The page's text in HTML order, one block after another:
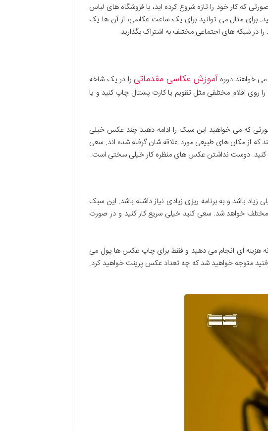
که کار خود را تازه شروع کرده اید، با فروشگاه های لباس
برای مثال می توانید برای یک ساعت عکاسی، از آن ها یک
خواهند دوره آموزش عکاسی مقدماتیرا در یک شاخه
اقلام مختلفی مثل تقویم یا کارت پستال چاپ کنید و یا
که می خواهید این سبک را ادامه دهید چند عکس خیلی
از مکان های طبیعی مورد علاقه شان گرفته شده اند. سعی
کنید. دوست نداشتن عکس های منظره کار خیلی سختی است.
باشد و به برنامه ریزی زیادی نیاز داشته باشد. این سبک
ی مختلف خواهد شد. سعی کنید خیلی سریع کار کنید و در صورت
هزینه ای انجام می دهید و فقط برای چاپ عکس ها پول می
متوجه خواهید شد که چه تعداد عکس پرینت خواهید کرد.